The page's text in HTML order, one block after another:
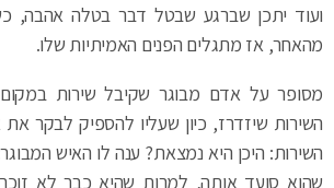
ועוד יתכן שברגע שבטל דבר בטלה אהבה,
מהאחר, אז מתגלים הפנים האמיתיות שלו.
מסופר על אדם מבוגר שקיבל שירות במקום
השירות שיזדרז, כיון שעליו להספיק לבקר
השירות: היכן היא נמצאת? ענה לו האיש
שהוא סועד אותה, למרות שהיא כבר לא